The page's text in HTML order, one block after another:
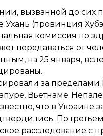
вызванной до сих
Ухань (провинция
комиссия по
передаваться от
на 25 января,
за пределами
, Вьетнаме, Непале
что в Украине
По
расследование с